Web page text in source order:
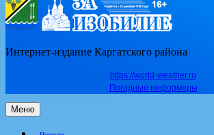
Интернет-издание Каргатского района
https://world-weather.ru
Погодные информеры
Меню